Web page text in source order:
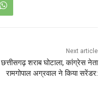
Next article
छत्तीसगढ़ शराब घोटाला, कांग्रेस नेता
रामगोपाल अग्रवाल ने किया सरेंडर: